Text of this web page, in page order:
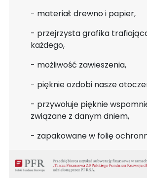
- materiał: drewno i papier,
- przejrzysta grafika
każdego,
- możliwość zawieszenia,
- pięknie ozdobi nasze
- przywołuje pięknie
związane z danym dniem,
- zapakowane w folię